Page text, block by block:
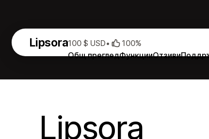
Lipsora
Общ прегледФункцииОтзиви
100 $ USD• 100%
Lipsora